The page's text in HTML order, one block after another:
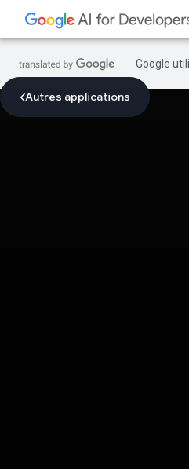
Google
Autres applications